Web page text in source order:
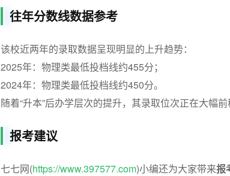
往年分数线数据参考
该校近两年的录取数据呈现明显的上升趋势：
2025年：物理类最低投档线约455分；
2024年：物理类最低投档线约450分。
随着“升本”后办学层次的提升，其录取位次正在大幅
报考建议
七七网(https://www.397577.com)小编还为大家带来报